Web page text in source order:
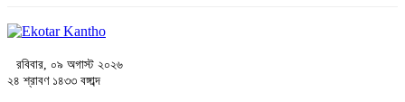
রবিবার, ০৯ অগাস্ট ২০২৬
২৪ শ্রাবণ ১৪৩৩ বঙ্গাব্দ